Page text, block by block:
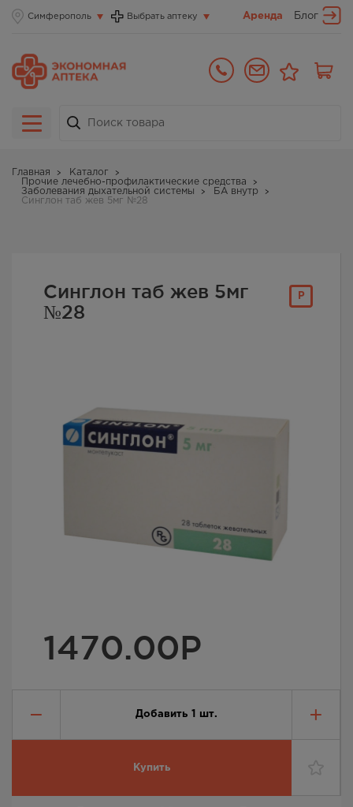
Симферополь Выбрать аптеку Аренда Блог
Главная
Каталог
Прочие лечебно-профилактические средства
Заболевания дыхательной системы
БА внутр
Синглон таб жев 5мг №28
Р
Синглон таб жев 5мг
№28
1470.00Р
Добавить 1 шт.
Купить